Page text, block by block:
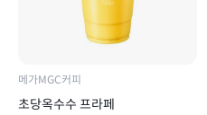
메가MGC커피
초당옥수수 프라페